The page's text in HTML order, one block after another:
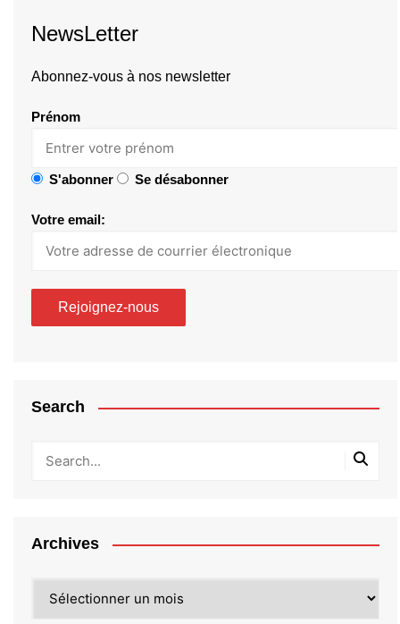
NewsLetter
Abonnez-vous à nos newsletter
Prénom
S'abonner Se désabonner
Votre email:
Search
Archives